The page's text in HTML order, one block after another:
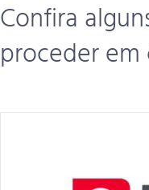
Confira
proceder em